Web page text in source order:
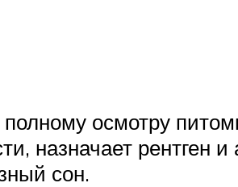
осмотру
назначает рентген и
сон.